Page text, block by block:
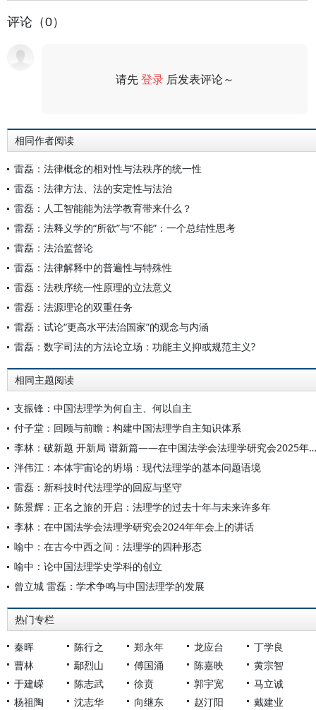
评论（0）
请先登录 后发表评论～
相同作者阅读
雷磊：法律概念的相对性与法秩序的统一性
雷磊：法律方法、法的安定性与法治
雷磊：人工智能能为法学教育带来什么？
雷磊：法释义学的“所欲”与“不能”：一个总结性思考
雷磊：法治监督论
雷磊：法律解释中的普遍性与特殊性
雷磊：法秩序统一性原理的立法意义
雷磊：法源理论的双重任务
雷磊：试论“更高水平法治国家”的观念与内涵
雷磊：数字司法的方法论立场：功能主义抑或规范主义?
相同主题阅读
支振锋：中国法理学为何自主、何以自主
付子堂：回顾与前瞻：构建中国法理学自主知识体系
李林：破新题 开新局 谱新篇——在中国法学会法理学研究会2025年年会开幕式上的致辞
泮伟江：本体宇宙论的坍塌：现代法理学的基本问题语境
雷磊：新科技时代法理学的回应与坚守
陈景辉：正名之旅的开启：法理学的过去十年与未来许多年
李林：在中国法学会法理学研究会2024年年会上的讲话
喻中：在古今中西之间：法理学的四种形态
喻中：论中国法理学史学科的创立
曾立城 雷磊：学术争鸣与中国法理学的发展
热门专栏
秦晖 陈行之 郑永年 龙应台
丁学良
曹林
鄢烈山 傅国涌 陈嘉映
黄宗智
于建嵘
陈志武 徐贲 郭宇宽
马立诚
杨祖陶
沈志华 向继东 赵汀阳 戴建业